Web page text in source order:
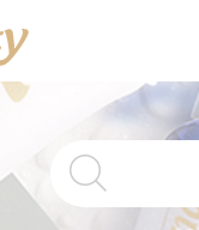
商品一覧